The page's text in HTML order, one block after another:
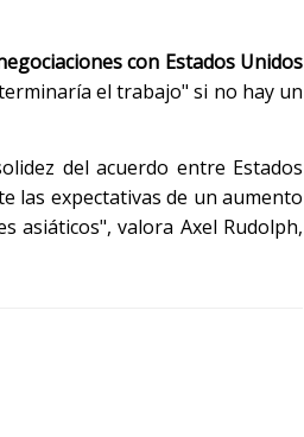
con Estados Unidos
el trabajo" si no hay un
del acuerdo entre Estados
las expectativas de un aumento
asiáticos", valora Axel Rudolph,